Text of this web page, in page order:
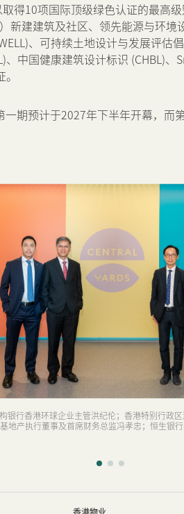
得10项国际顶级绿色认证的最高
新建建筑及社区、领先能源与环境
、可持续土地设计与发展评估
、中国健康建筑设计标识 (CHBL)、
一期预计于2027年下半年开幕，而
银行香港环球企业主管洪纪伦；香港特别行政
地产执行董事及首席财务总监冯孝忠；恒生银行
香港物业